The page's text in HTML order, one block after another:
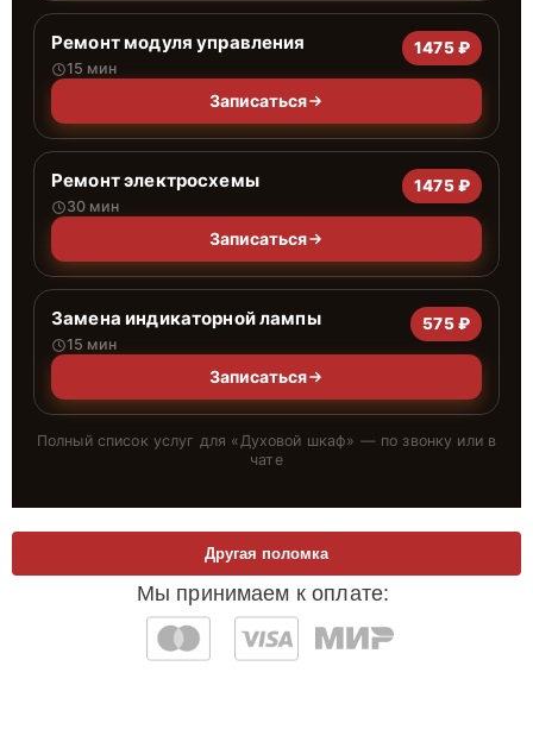
Ремонт модуля управления
15 мин
1475 ₽
Записаться
Ремонт электросхемы
30 мин
1475 ₽
Записаться
Замена индикаторной лампы
15 мин
575 ₽
Записаться
Полный список услуг для «Духовой шкаф» — по звонку или в
чате
Мы принимаем к оплате:
Другая поломка